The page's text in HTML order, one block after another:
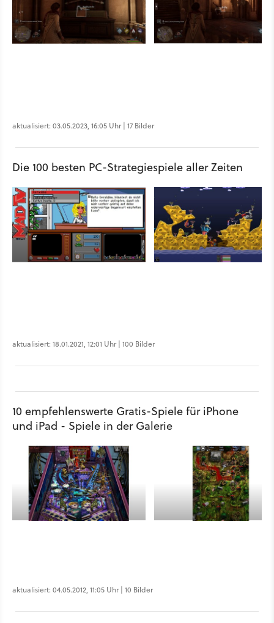
aktualisiert: 03.05.2023, 16:05 Uhr | 17 Bilder
Die 100 besten PC-Strategiespiele aller Zeiten
aktualisiert: 18.01.2021, 12:01 Uhr | 100 Bilder
10 empfehlenswerte Gratis-Spiele für iPhone
und iPad - Spiele in der Galerie
aktualisiert: 04.05.2012, 11:05 Uhr | 10 Bilder